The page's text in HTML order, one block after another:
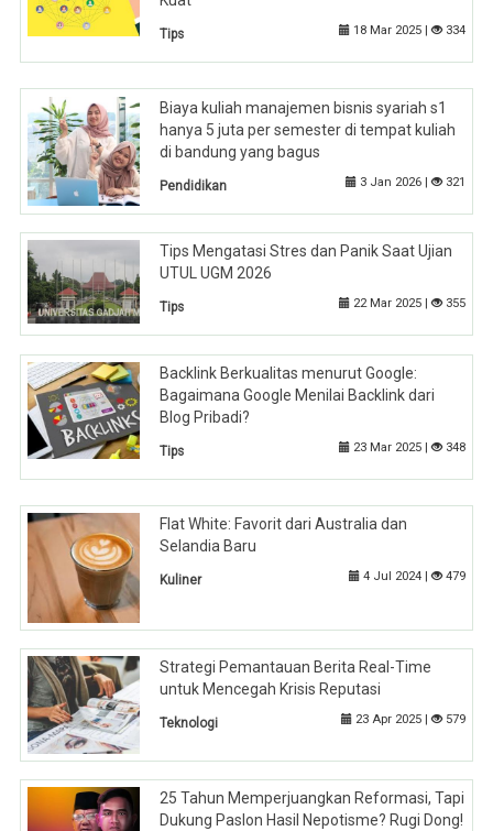
Tips 18 Mar 2025 | 334
Biaya kuliah manajemen bisnis syariah s1
hanya 5 juta per semester di tempat kuliah
di bandung yang bagus
Pendidikan 3 Jan 2026 | 321
Tips Mengatasi Stres dan Panik Saat Ujian
UTUL UGM 2026
Tips 22 Mar 2025 | 355
Backlink Berkualitas menurut Google:
Bagaimana Google Menilai Backlink dari
Blog Pribadi?
Tips 23 Mar 2025 | 348
Flat White: Favorit dari Australia dan
Selandia Baru
Kuliner 4 Jul 2024 | 479
Strategi Pemantauan Berita Real-Time
untuk Mencegah Krisis Reputasi
Teknologi 23 Apr 2025 | 579
25 Tahun Memperjuangkan Reformasi, Tapi
Dukung Paslon Hasil Nepotisme? Rugi Dong!